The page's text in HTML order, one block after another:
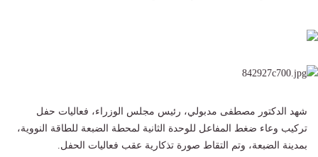
شهد الدكتور مصطفى مدبولي، رئيس مجلس الوزراء، فعاليات حفل
تركيب وعاء ضغط المفاعل للوحدة الثانية لمحطة الضبعة للطاقة النووية،
بمدينة الضبعة، وتم التقاط صورة تذكارية عقب فعاليات الحفل.